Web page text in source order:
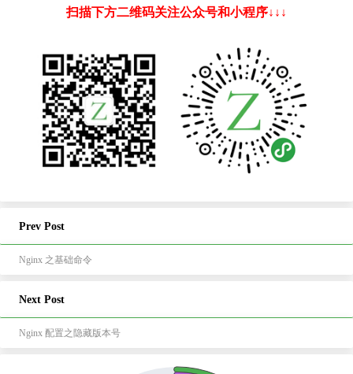
扫描下方二维码关注公众号和小程序↓↓↓
Prev Post
Nginx 之基础命令
Next Post
Nginx 配置之隐藏版本号